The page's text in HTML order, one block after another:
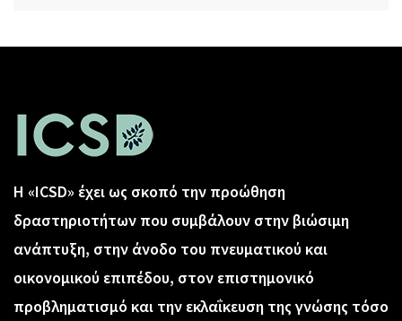
Η «ICSD» έχει ως σκοπό την προώθηση
δραστηριοτήτων που συμβάλουν στην βιώσιμη
ανάπτυξη, στην άνοδο του πνευματικού και
οικονομικού επιπέδου, στον επιστημονικό
προβληματισμό και την εκλαΐκευση της γνώσης τόσο